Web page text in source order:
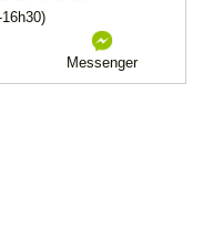
Messenger